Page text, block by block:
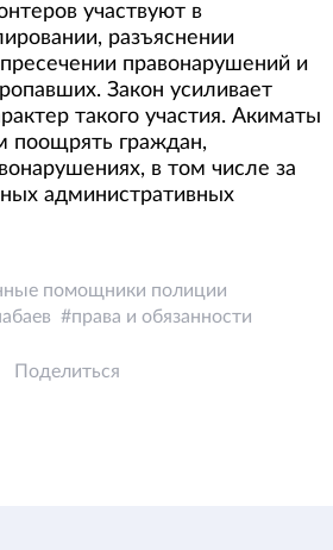
участвуют в
разъяснении
правонарушений и
Закон усиливает
такого участия. Акиматы
поощрять граждан,
в том числе за
административных
помощники полиции
права и обязанности
Поделиться